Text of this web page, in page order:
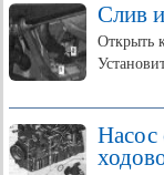
Слив
Открыть
Насос